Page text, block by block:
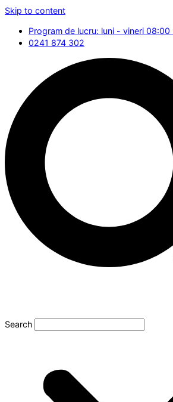
Skip to content
Program de lucru: luni - vineri 08:00
0241 874 302
Search